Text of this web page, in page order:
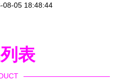
08-05 18:48:44
表